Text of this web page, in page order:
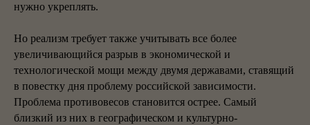
нужно укреплять.
Но реализм требует также учитывать все более
увеличивающийся разрыв в экономической и
технологической мощи между двумя державами, ставящий
в повестку дня проблему российской зависимости.
Проблема противовесов становится острее. Самый
близкий из них в географическом и культурно-